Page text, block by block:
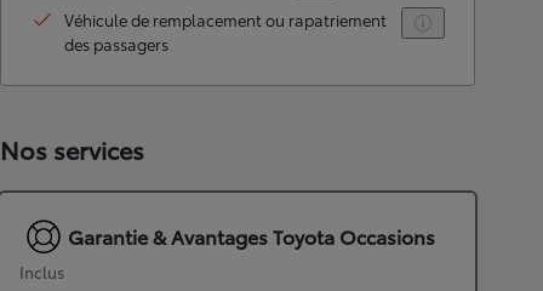
Véhicule de remplacement ou rapatriement
des passagers
Nos services
Garantie & Avantages Toyota Occasions
Inclus